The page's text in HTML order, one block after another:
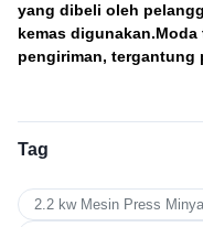
yang dibeli oleh
kemas
pengiriman, tergantung
Tag
2.2 kw Mesin Press